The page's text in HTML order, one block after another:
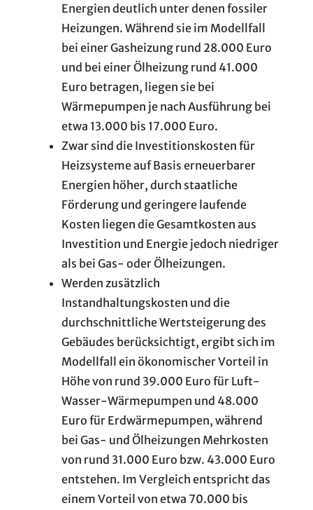
Energien deutlich unter denen fossiler
Heizungen. Während sie im Modellfall
bei einer Gasheizung rund 28.000 Euro
und bei einer Ölheizung rund 41.000
Euro betragen, liegen sie bei
Wärmepumpen je nach Ausführung bei
etwa 13.000 bis 17.000 Euro.
Zwar sind die Investitionskosten für
Heizsysteme auf Basis erneuerbarer
Energien höher, durch staatliche
Förderung und geringere laufende
Kosten liegen die Gesamtkosten aus
Investition und Energie jedoch niedriger
als bei Gas- oder Ölheizungen.
Werden zusätzlich
Instandhaltungskosten und die
durchschnittliche Wertsteigerung des
Gebäudes berücksichtigt, ergibt sich im
Modellfall ein ökonomischer Vorteil in
Höhe von rund 39.000 Euro für Luft-
Wasser-Wärmepumpen und 48.000
Euro für Erdwärmepumpen, während
bei Gas- und Ölheizungen Mehrkosten
von rund 31.000 Euro bzw. 43.000 Euro
entstehen. Im Vergleich entspricht das
einem Vorteil von etwa 70.000 bis